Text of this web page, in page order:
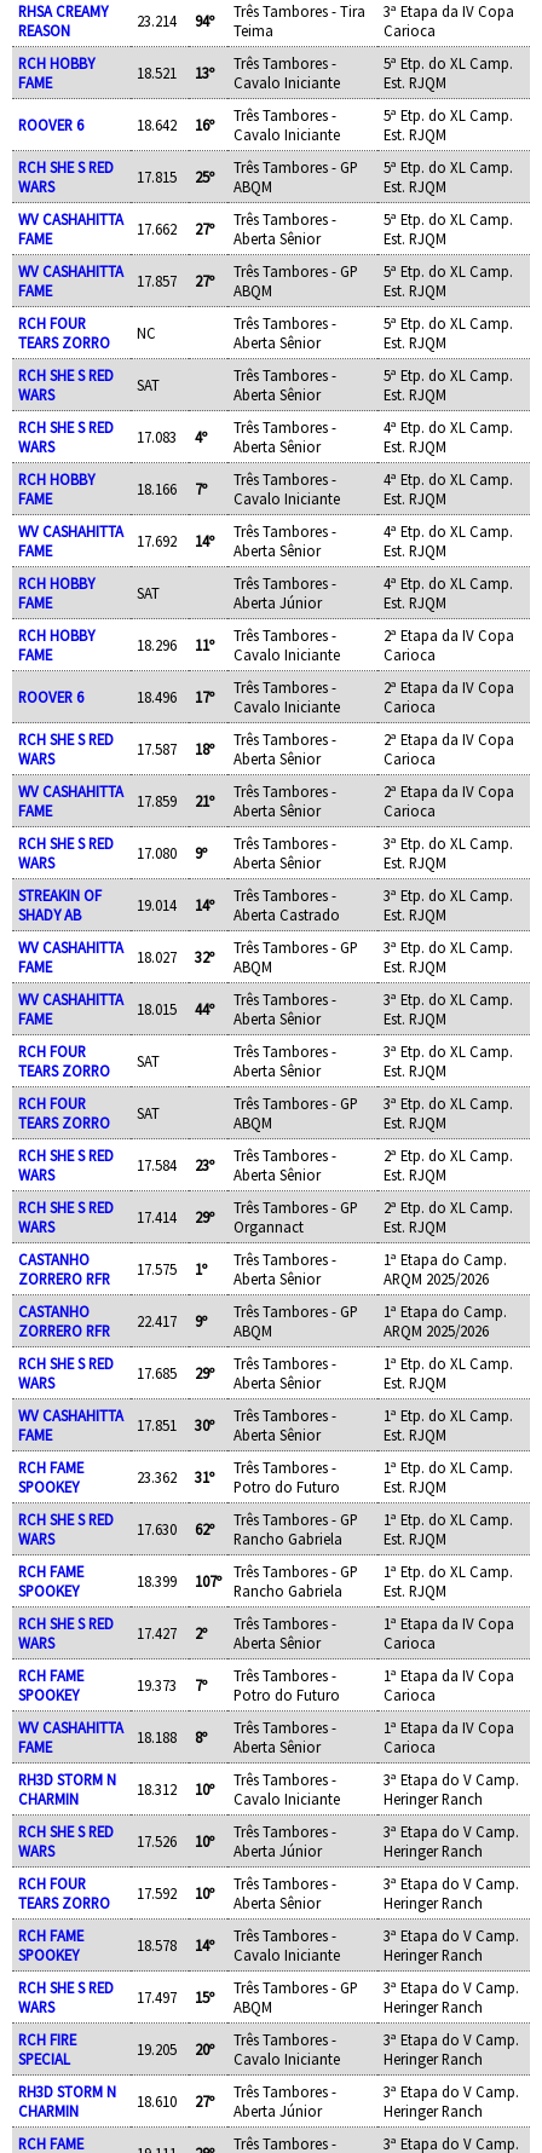
RHSA CREAMY
REASON
23.214 94º
Três Tambores - Tira
Teima
3ª Etapa da IV Copa
Carioca
RCH HOBBY
FAME
18.521 13º
Três Tambores -
Cavalo Iniciante
5ª Etp. do XL Camp.
Est. RJQM
ROOVER 6 18.642 16º
Três Tambores -
Cavalo Iniciante
5ª Etp. do XL Camp.
Est. RJQM
RCH SHE S RED
WARS
17.815 25º
Três Tambores - GP
ABQM
5ª Etp. do XL Camp.
Est. RJQM
WV CASHAHITTA
FAME
17.662 27º
Três Tambores -
Aberta Sênior
5ª Etp. do XL Camp.
Est. RJQM
WV CASHAHITTA
FAME
17.857 27º
Três Tambores - GP
ABQM
5ª Etp. do XL Camp.
Est. RJQM
RCH FOUR
TEARS ZORRO
NC
Três Tambores -
Aberta Sênior
5ª Etp. do XL Camp.
Est. RJQM
RCH SHE S RED
WARS
SAT
Três Tambores -
Aberta Sênior
5ª Etp. do XL Camp.
Est. RJQM
RCH SHE S RED
WARS
17.083 4º
Três Tambores -
Aberta Sênior
4ª Etp. do XL Camp.
Est. RJQM
RCH HOBBY
FAME
18.166 7º
Três Tambores -
Cavalo Iniciante
4ª Etp. do XL Camp.
Est. RJQM
WV CASHAHITTA
FAME
17.692 14º
Três Tambores -
Aberta Sênior
4ª Etp. do XL Camp.
Est. RJQM
RCH HOBBY
FAME
SAT
Três Tambores -
Aberta Júnior
4ª Etp. do XL Camp.
Est. RJQM
RCH HOBBY
FAME
18.296 11º
Três Tambores -
Cavalo Iniciante
2ª Etapa da IV Copa
Carioca
ROOVER 6 18.496 17º
Três Tambores -
Cavalo Iniciante
2ª Etapa da IV Copa
Carioca
RCH SHE S RED
WARS
17.587 18º
Três Tambores -
Aberta Sênior
2ª Etapa da IV Copa
Carioca
WV CASHAHITTA
FAME
17.859 21º
Três Tambores -
Aberta Sênior
2ª Etapa da IV Copa
Carioca
RCH SHE S RED
WARS
17.080 9º
Três Tambores -
Aberta Sênior
3ª Etp. do XL Camp.
Est. RJQM
STREAKIN OF
SHADY AB
19.014 14º
Três Tambores -
Aberta Castrado
3ª Etp. do XL Camp.
Est. RJQM
WV CASHAHITTA
FAME
18.027 32º
Três Tambores - GP
ABQM
3ª Etp. do XL Camp.
Est. RJQM
WV CASHAHITTA
FAME
18.015 44º
Três Tambores -
Aberta Sênior
3ª Etp. do XL Camp.
Est. RJQM
RCH FOUR
TEARS ZORRO
SAT
Três Tambores -
Aberta Sênior
3ª Etp. do XL Camp.
Est. RJQM
RCH FOUR
TEARS ZORRO
SAT
Três Tambores - GP
ABQM
3ª Etp. do XL Camp.
Est. RJQM
RCH SHE S RED
WARS
17.584 23º
Três Tambores -
Aberta Sênior
2ª Etp. do XL Camp.
Est. RJQM
RCH SHE S RED
WARS
17.414 29º
Três Tambores - GP
Organnact
2ª Etp. do XL Camp.
Est. RJQM
CASTANHO
ZORRERO RFR
17.575 1º
Três Tambores -
Aberta Sênior
1ª Etapa do Camp.
ARQM 2025/2026
CASTANHO
ZORRERO RFR
22.417 9º
Três Tambores - GP
ABQM
1ª Etapa do Camp.
ARQM 2025/2026
RCH SHE S RED
WARS
17.685 29º
Três Tambores -
Aberta Sênior
1ª Etp. do XL Camp.
Est. RJQM
WV CASHAHITTA
FAME
17.851 30º
Três Tambores -
Aberta Sênior
1ª Etp. do XL Camp.
Est. RJQM
RCH FAME
SPOOKEY
23.362 31º
Três Tambores -
Potro do Futuro
1ª Etp. do XL Camp.
Est. RJQM
RCH SHE S RED
WARS
17.630 62º
Três Tambores - GP
Rancho Gabriela
1ª Etp. do XL Camp.
Est. RJQM
RCH FAME
SPOOKEY
18.399 107º
Três Tambores - GP
Rancho Gabriela
1ª Etp. do XL Camp.
Est. RJQM
RCH SHE S RED
WARS
17.427 2º
Três Tambores -
Aberta Sênior
1ª Etapa da IV Copa
Carioca
RCH FAME
SPOOKEY
19.373 7º
Três Tambores -
Potro do Futuro
1ª Etapa da IV Copa
Carioca
WV CASHAHITTA
FAME
18.188 8º
Três Tambores -
Aberta Sênior
1ª Etapa da IV Copa
Carioca
RH3D STORM N
CHARMIN
18.312 10º
Três Tambores -
Cavalo Iniciante
3ª Etapa do V Camp.
Heringer Ranch
RCH SHE S RED
WARS
17.526 10º
Três Tambores -
Aberta Júnior
3ª Etapa do V Camp.
Heringer Ranch
RCH FOUR
TEARS ZORRO
17.592 10º
Três Tambores -
Aberta Sênior
3ª Etapa do V Camp.
Heringer Ranch
RCH FAME
SPOOKEY
18.578 14º
Três Tambores -
Cavalo Iniciante
3ª Etapa do V Camp.
Heringer Ranch
RCH SHE S RED
WARS
17.497 15º
Três Tambores - GP
ABQM
3ª Etapa do V Camp.
Heringer Ranch
RCH FIRE
SPECIAL
19.205 20º
Três Tambores -
Cavalo Iniciante
3ª Etapa do V Camp.
Heringer Ranch
RH3D STORM N
CHARMIN
18.610 27º
Três Tambores -
Aberta Júnior
3ª Etapa do V Camp.
Heringer Ranch
RCH FAME
Três Tambores - 3ª Etapa do V Camp.